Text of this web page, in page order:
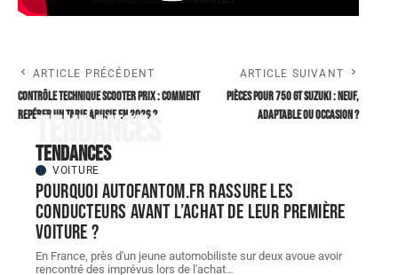
ARTICLE PRÉCÉDENT
Contrôle technique scooter prix : comment
repérer un tarif abusif en 2026 ?
ARTICLE SUIVANT
Pièces pour 750 GT Suzuki : neuf,
adaptable ou occasion ?
Tendances
Tendances
VOITURE
Pourquoi autofantom.fr rassure les
conducteurs avant l’achat de leur première
voiture ?
En France, près d'un jeune automobiliste sur deux avoue avoir
rencontré des imprévus lors de l'achat…